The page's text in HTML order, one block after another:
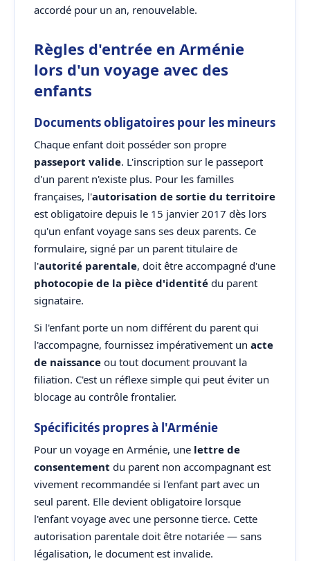
accordé pour un an, renouvelable.
Règles d'entrée en Arménie
lors d'un voyage avec des
enfants
Documents obligatoires pour les mineurs
Chaque enfant doit posséder son propre
passeport valide. L'inscription sur le passeport
d'un parent n'existe plus. Pour les familles
françaises, l'autorisation de sortie du territoire
est obligatoire depuis le 15 janvier 2017 dès lors
qu'un enfant voyage sans ses deux parents. Ce
formulaire, signé par un parent titulaire de
l'autorité parentale, doit être accompagné d'une
photocopie de la pièce d'identité du parent
signataire.
Si l'enfant porte un nom différent du parent qui
l'accompagne, fournissez impérativement un acte
de naissance ou tout document prouvant la
filiation. C'est un réflexe simple qui peut éviter un
blocage au contrôle frontalier.
Spécificités propres à l'Arménie
Pour un voyage en Arménie, une lettre de
consentement du parent non accompagnant est
vivement recommandée si l'enfant part avec un
seul parent. Elle devient obligatoire lorsque
l'enfant voyage avec une personne tierce. Cette
autorisation parentale doit être notariée — sans
légalisation, le document est invalide.